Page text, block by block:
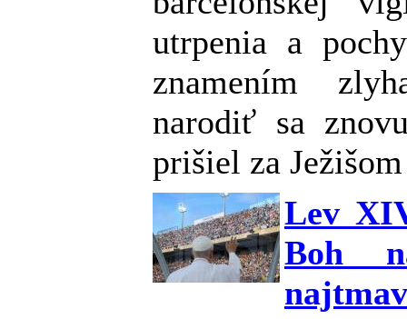
utrpenia a
znamením
narodiť sa
prišiel za
Lev
Boh